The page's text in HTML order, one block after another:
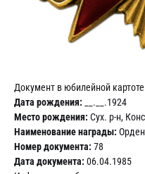
Документ в юбилейной
Дата рождения: __.__.1924
Место рождения: Сух. р-н,
Наименование награды:
Номер документа: 78
Дата документа: 06.04.1985